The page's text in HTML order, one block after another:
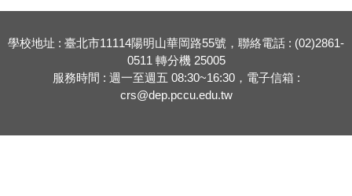
學校地址 : 臺北市11114陽明山華岡路55號，聯絡電話 : (02)2861-
0511 轉分機 25005
服務時間 : 週一至週五 08:30~16:30，電子信箱 :
crs@dep.pccu.edu.tw